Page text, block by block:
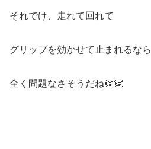
それでけ、走れて回れて
グリップを効かせて止まれるなら
全く問題なさそうだね👏👏